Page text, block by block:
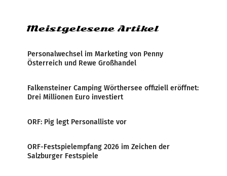
Meistgelesene Artikel
Personalwechsel im Marketing von Penny
Österreich und Rewe Großhandel
Falkensteiner Camping Wörthersee offiziell eröffnet:
Drei Millionen Euro investiert
ORF: Pig legt Personalliste vor
ORF-Festspielempfang 2026 im Zeichen der
Salzburger Festspiele